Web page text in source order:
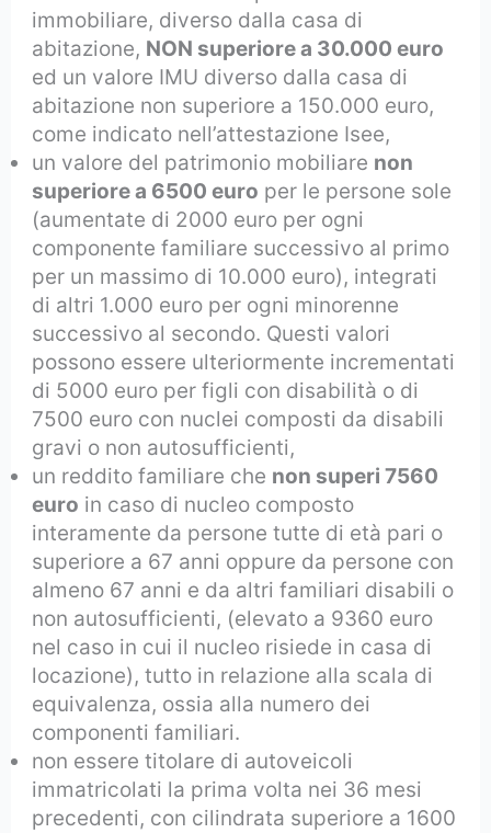
immobiliare, diverso dalla casa di
abitazione, NON superiore a 30.000 euro
ed un valore IMU diverso dalla casa di
abitazione non superiore a 150.000 euro,
come indicato nell’attestazione Isee,
un valore del patrimonio mobiliare non
superiore a 6500 euro per le persone sole
(aumentate di 2000 euro per ogni
componente familiare successivo al primo
per un massimo di 10.000 euro), integrati
di altri 1.000 euro per ogni minorenne
successivo al secondo. Questi valori
possono essere ulteriormente incrementati
di 5000 euro per figli con disabilità o di
7500 euro con nuclei composti da disabili
gravi o non autosufficienti,
un reddito familiare che non superi 7560
euro in caso di nucleo composto
interamente da persone tutte di età pari o
superiore a 67 anni oppure da persone con
almeno 67 anni e da altri familiari disabili o
non autosufficienti, (elevato a 9360 euro
nel caso in cui il nucleo risiede in casa di
locazione), tutto in relazione alla scala di
equivalenza, ossia alla numero dei
componenti familiari.
non essere titolare di autoveicoli
immatricolati la prima volta nei 36 mesi
precedenti, con cilindrata superiore a 1600